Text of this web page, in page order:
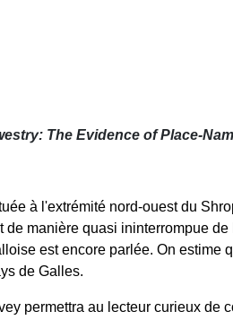
The Evidence of Place-
à l'extrémité nord-ouest du
manière quasi ininterrompue
est encore parlée. On
de Galles.
permettra au lecteur curieux